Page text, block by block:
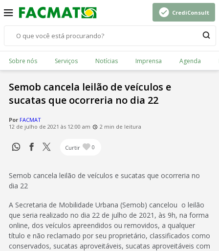
CrediConsult
Sobre nós Serviços Notícias Imprensa Agenda
Semob cancela leilão de veículos e
sucatas que ocorreria no dia 22
Por FACMAT
12 de julho de 2021 às 12:00 am
2 min de leitura
Curtir 0
Semob cancela leilão de veículos e sucatas que ocorreria no
dia 22
A Secretaria de Mobilidade Urbana (Semob) cancelou o leilão
que seria realizado no dia 22 de julho de 2021, às 9h, na forma
online, dos veículos apreendidos ou removidos, a qualquer
título e não reclamado por seu proprietário, classificados como
conservados, sucatas aproveitáveis, sucatas aproveitáveis com